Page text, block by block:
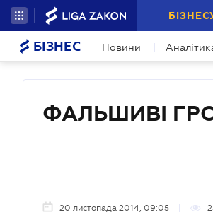
БІЗНЕС Новини
ФАЛЬШИВІ
20 листопада 2014, 09:05